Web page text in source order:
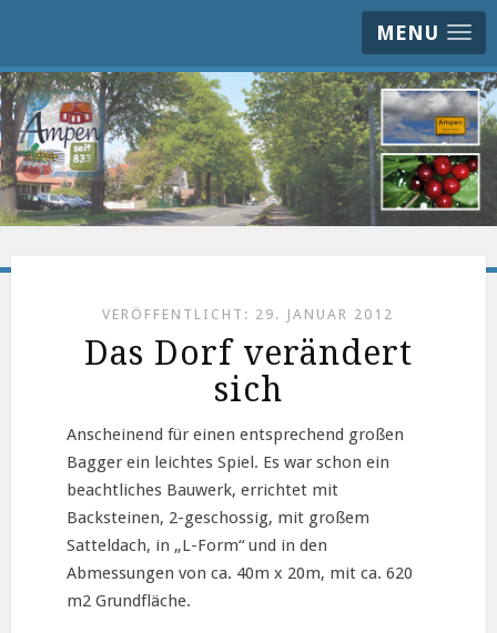
MENU
VERÖFFENTLICHT: 29. JANUAR 2012
Das Dorf verändert
sich
Anscheinend für einen entsprechend großen
Bagger ein leichtes Spiel. Es war schon ein
beachtliches Bauwerk, errichtet mit
Backsteinen, 2-geschossig, mit großem
Satteldach, in „L-Form“ und in den
Abmessungen von ca. 40m x 20m, mit ca. 620
m2 Grundfläche.